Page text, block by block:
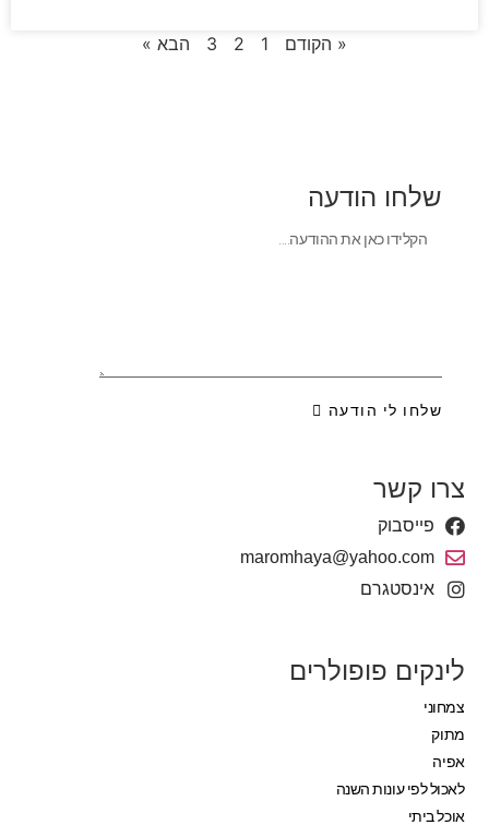
« הקודם 1
2
3 הבא »
שלחו הודעה
שלחו לי הודעה
צרו קשר
פייסבוק
‫maromhaya@yahoo.com
אינסטגרם
לינקים פופולרים
צמחוני
מתוק
אפיה
לאכול לפי עונות השנה
אוכל ביתי